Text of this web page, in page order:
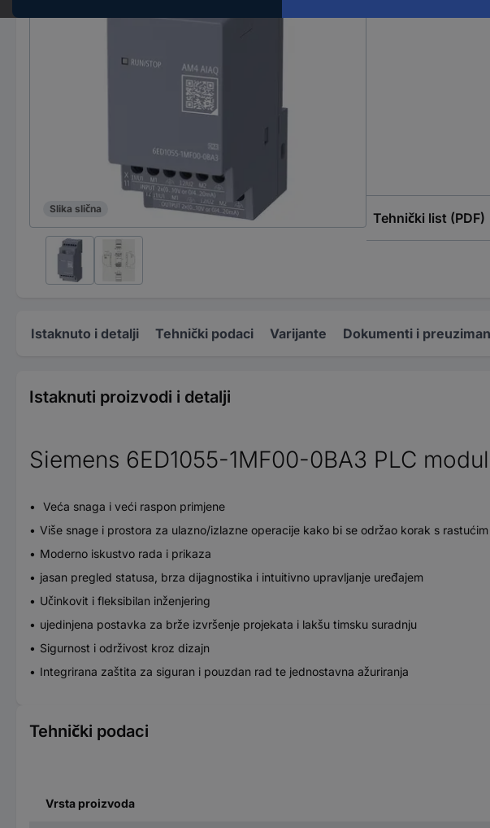
Slika slična
Tehnički list (PDF)
Istaknuto i detalji Tehnički podaci Varijante Dokumenti i
Istaknuti proizvodi i detalji
Siemens 6ED1055-1MF00-0BA3 PLC
Veća snaga i veći raspon primjene
Više snage i prostora za ulazno/izlazne operacije kako bi se održao korak s
Moderno iskustvo rada i prikaza
jasan pregled statusa, brza dijagnostika i intuitivno upravljanje uređajem
Učinkovit i fleksibilan inženjering
ujedinjena postavka za brže izvršenje projekata i lakšu timsku suradnju
Sigurnost i održivost kroz dizajn
Integrirana zaštita za siguran i pouzdan rad te jednostavna ažuriranja
Tehnički podaci
Vrsta proizvoda